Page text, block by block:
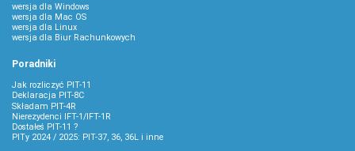
wersja dla Windows
wersja dla Mac OS
wersja dla Linux
wersja dla Biur Rachunkowych
Poradniki
Jak rozliczyć PIT-11
Deklaracja PIT-8C
Składam PIT-4R
Nierezydenci IFT-1/IFT-1R
Dostałeś PIT-11 ?
PITy 2024 / 2025: PIT-37, 36, 36L i inne